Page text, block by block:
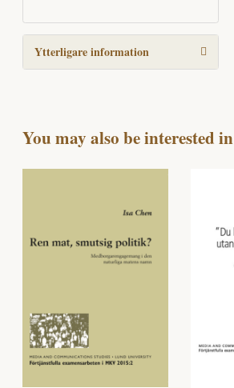
Ytterligare information
You may also be interested in